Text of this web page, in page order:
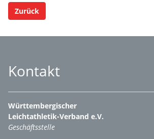
Zurück
Kontakt
Württembergischer
Leichtathletik-Verband e.V.
Geschäftsstelle